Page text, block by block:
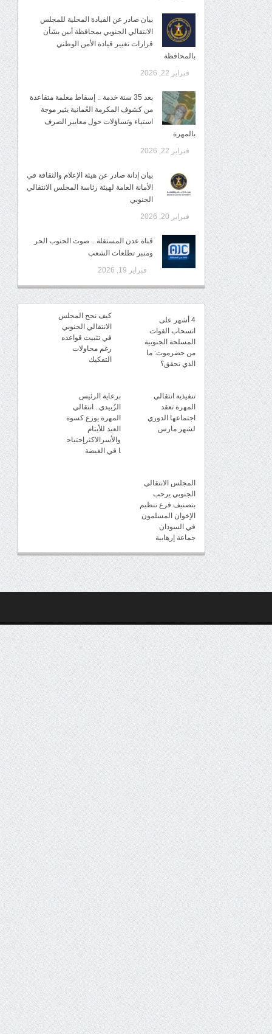
بيان صادر عن القيادة المحلية للمجلس
الانتقالي الجنوبي بمحافظة أبين بشأن
قرارات تغيير قيادة الأمن الوطني
بالمحافظة
فبراير 22, 2026
بعد 35 سنة خدمة .. إسقاط معلمة متقاعدة
من كشوف المكرمة العُمانية يثير موجة
استياء وتساؤلات حول معايير الصرف
بالمهرة
فبراير 22, 2026
بيان إدانة صادر عن هيئة الإعلام والثقافة في
الأمانة العامة لهيئة رئاسة المجلس الانتقالي
الجنوبي
فبراير 20, 2026
قناة عدن المستقلة .. صوت الجنوب الحر
ومنبر تطلعات الشعب
فبراير 19, 2026
4 أشهر على
انسحاب القوات
المسلحة الجنوبية
من حضرموت: ما
الذي تحقق؟
كيف نجح المجلس
الانتقالي الجنوبي
في تثبيت قواعده
رغم محاولات
التفكيك
تنفيذية انتقالي
المهرة تعقد
اجتماعها الدوري
لشهر مارس
برعاية الرئيس
الزُبيدي.. انتقالي
المهرة يوزع كسوة
العيد للأيتام
والأسرالاكثرإحتياج
ا في الغيضة
المجلس الانتقالي
الجنوبي يرحب
بتصنيف فرع تنظيم
الإخوان المسلمون
في السودان
جماعة إرهابية